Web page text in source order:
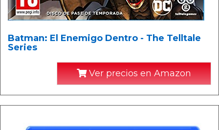
Batman: El Enemigo Dentro - The Telltale
Series
Ver precios en Amazon